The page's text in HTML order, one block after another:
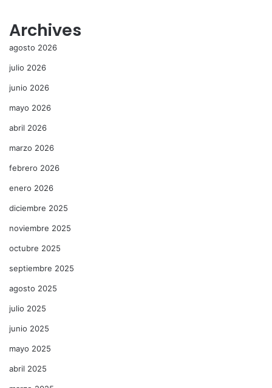
Archives
agosto 2026
julio 2026
junio 2026
mayo 2026
abril 2026
marzo 2026
febrero 2026
enero 2026
diciembre 2025
noviembre 2025
octubre 2025
septiembre 2025
agosto 2025
julio 2025
junio 2025
mayo 2025
abril 2025